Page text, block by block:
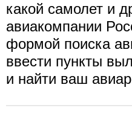
какой самолет и
авиакомпании
формой поиска
ввести пункты
и найти ваш